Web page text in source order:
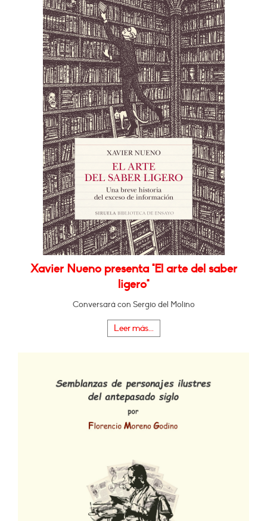
Xavier Nueno presenta "El arte del saber
ligero"
Conversará con Sergio del Molino
Leer más...